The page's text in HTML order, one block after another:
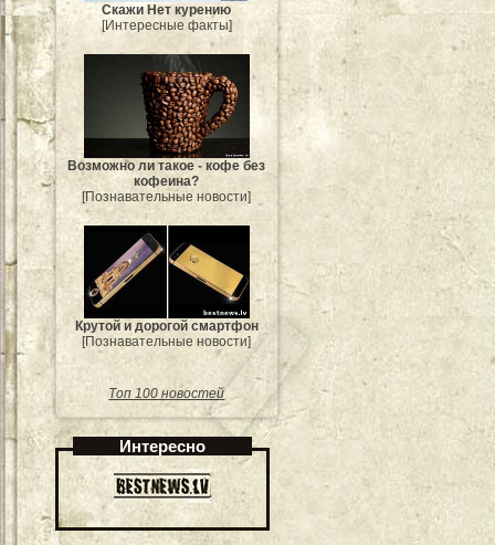
Скажи Нет курению
[Интересные факты]
Возможно ли такое - кофе без
кофеина?
[Познавательные новости]
Крутой и дорогой смартфон
[Познавательные новости]
Топ 100 новостей
Интересно